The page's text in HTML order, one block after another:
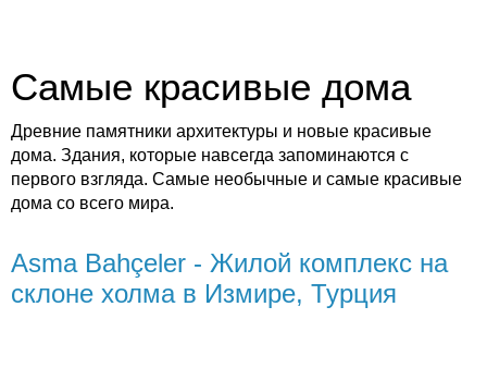
Самые красивые дома
Древние памятники архитектуры и новые красивые
дома. Здания, которые навсегда запоминаются с
первого взгляда. Самые необычные и самые красивые
дома со всего мира.
Asma Bahçeler - Жилой комплекс на
склоне холма в Измире, Турция